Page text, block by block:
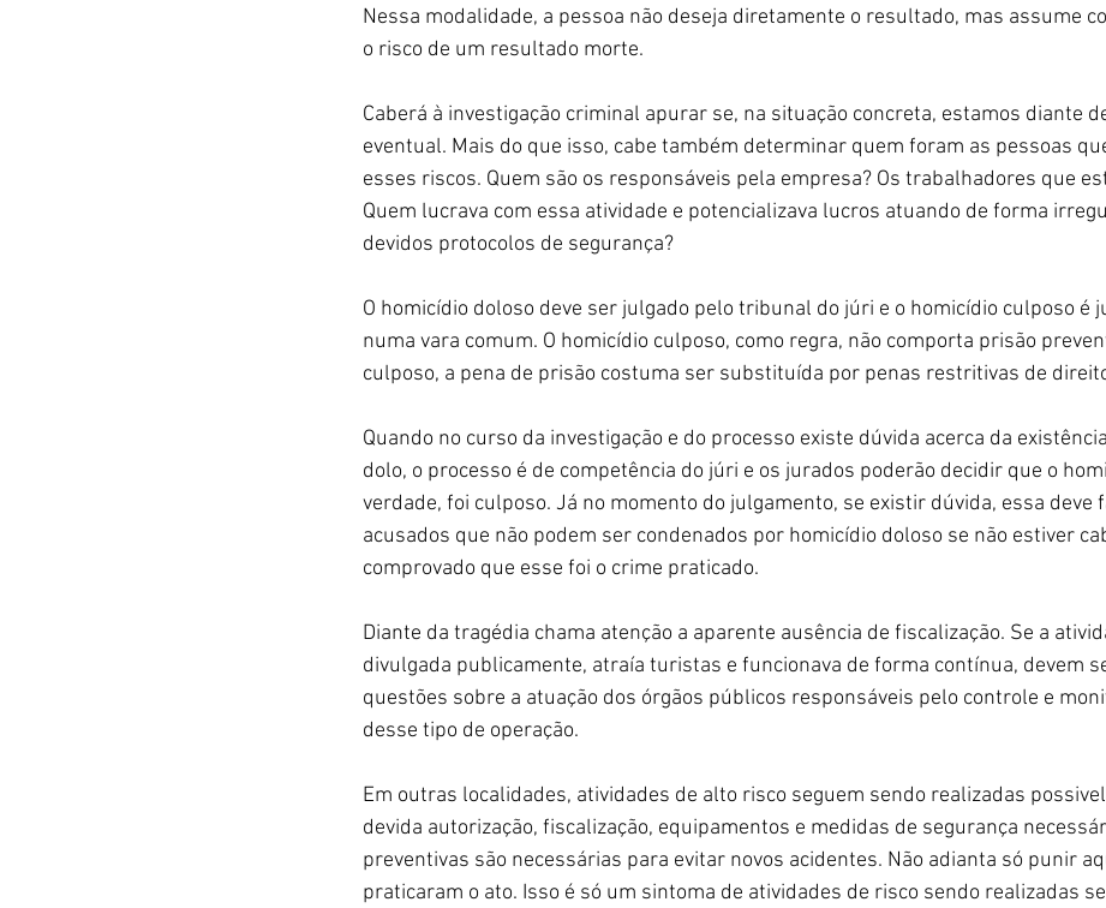
Nessa modalidade, a pessoa não deseja diretamente o resultado, mas assume
o risco de um resultado morte.
Caberá à investigação criminal apurar se, na situação concreta, estamos diante
eventual. Mais do que isso, cabe também determinar quem foram as pessoas
esses riscos. Quem são os responsáveis pela empresa? Os trabalhadores que
Quem lucrava com essa atividade e potencializava lucros atuando de forma
devidos protocolos de segurança?
O homicídio doloso deve ser julgado pelo tribunal do júri e o homicídio culposo é
numa vara comum. O homicídio culposo, como regra, não comporta prisão
culposo, a pena de prisão costuma ser substituída por penas restritivas de
Quando no curso da investigação e do processo existe dúvida acerca da
dolo, o processo é de competência do júri e os jurados poderão decidir que o
verdade, foi culposo. Já no momento do julgamento, se existir dúvida, essa deve
acusados que não podem ser condenados por homicídio doloso se não estiver
comprovado que esse foi o crime praticado.
Diante da tragédia chama atenção a aparente ausência de fiscalização. Se a
divulgada publicamente, atraía turistas e funcionava de forma contínua, devem
questões sobre a atuação dos órgãos públicos responsáveis pelo controle e
desse tipo de operação.
Em outras localidades, atividades de alto risco seguem sendo realizadas
devida autorização, fiscalização, equipamentos e medidas de segurança
preventivas são necessárias para evitar novos acidentes. Não adianta só punir
praticaram o ato. Isso é só um sintoma de atividades de risco sendo realizadas